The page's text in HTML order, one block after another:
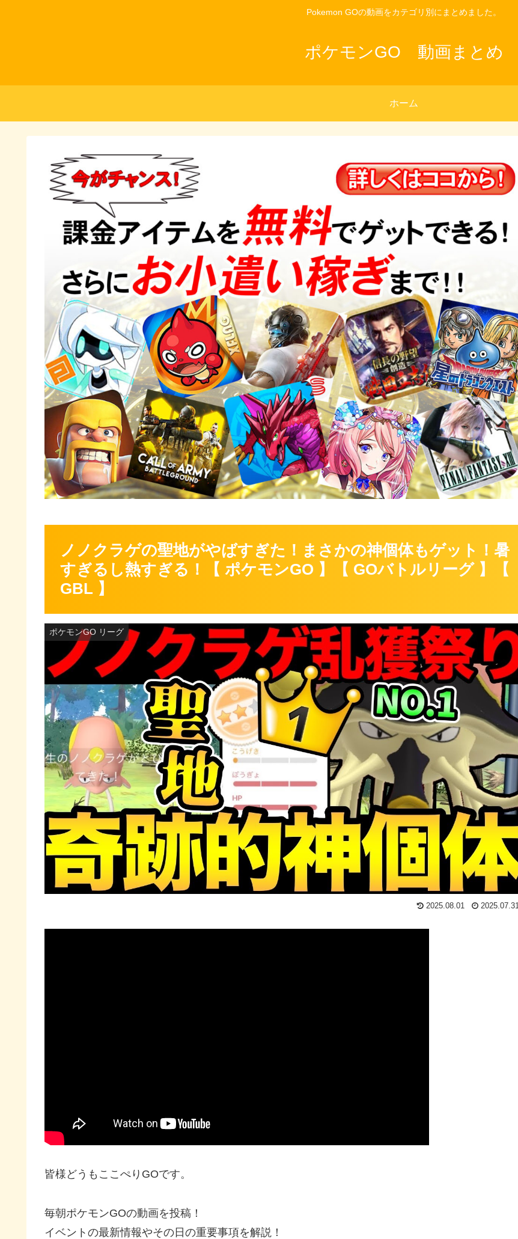
Pokemon GOの動画をカテゴリ別にまとめました。
ポケモンGO 動画まとめ
ホーム
ノノクラゲの聖地がやばすぎた！まさかの神個体もゲット！暑
すぎるし熱すぎる！【 ポケモンGO 】【 GOバトルリーグ 】【
GBL 】
ポケモンGO リーグ
2025.08.01 2025.07.31
皆様どうもここぺりGOです。
毎朝ポケモンGOの動画を投稿！
イベントの最新情報やその日の重要事項を解説！